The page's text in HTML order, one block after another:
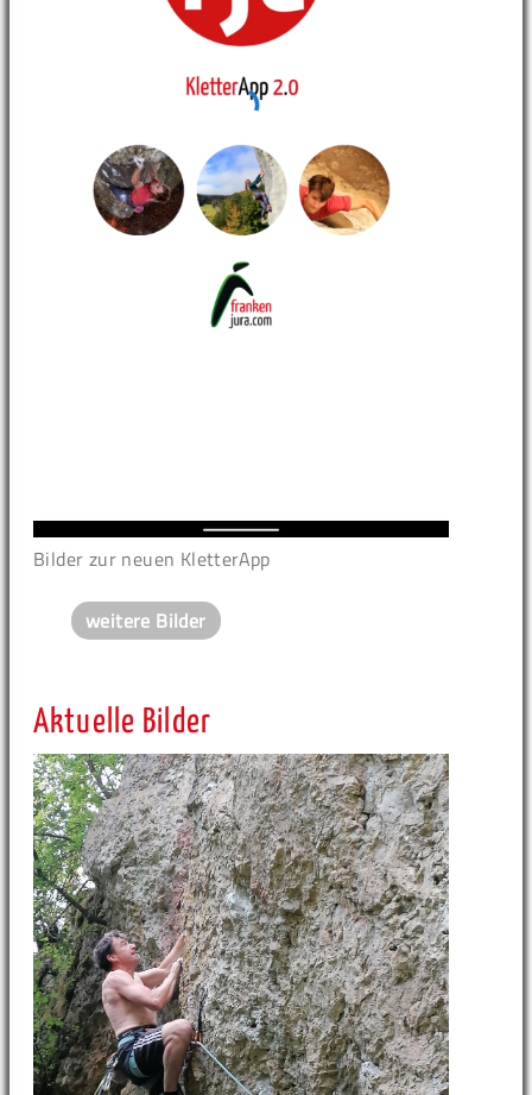
Bilder zur neuen KletterApp
weitere Bilder
Aktuelle Bilder